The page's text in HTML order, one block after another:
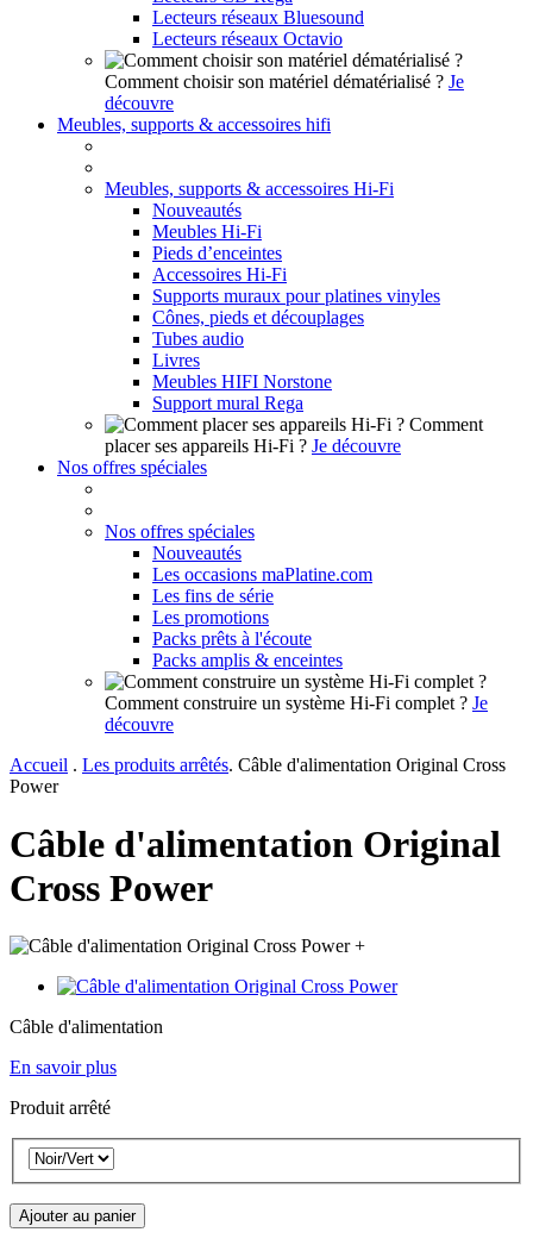
Lecteurs réseaux Bluesound
Lecteurs réseaux Octavio
Comment choisir son matériel dématérialisé ? Je
découvre
Meubles, supports & accessoires hifi
Meubles, supports & accessoires Hi-Fi
Nouveautés
Meubles Hi-Fi
Pieds d’enceintes
Accessoires Hi-Fi
Supports muraux pour platines vinyles
Cônes, pieds et découplages
Tubes audio
Livres
Meubles HIFI Norstone
Support mural Rega
Comment
placer ses appareils Hi-Fi ? Je découvre
Nos offres spéciales
Nos offres spéciales
Nouveautés
Les occasions maPlatine.com
Les fins de série
Les promotions
Packs prêts à l'écoute
Packs amplis & enceintes
Comment construire un système Hi-Fi complet ? Je
découvre
Accueil . Les produits arrêtés. Câble d'alimentation Original Cross
Power
Câble d'alimentation Original
Cross Power
+
Câble d'alimentation
En savoir plus
Produit arrêté
Ajouter au panier